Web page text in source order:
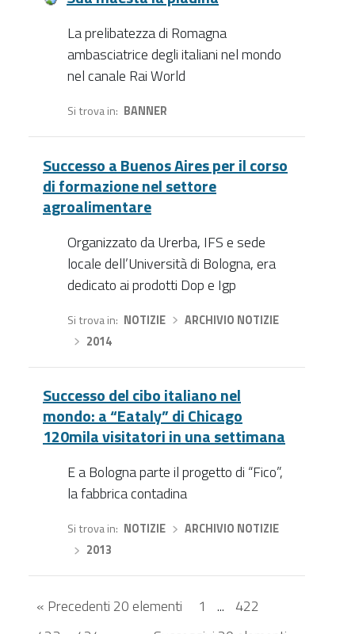
La prelibatezza di Romagna
ambasciatrice degli italiani nel mondo
nel canale Rai World
Si trova in BANNER
Successo a Buenos Aires per il corso
di formazione nel settore
agroalimentare
Organizzato da Urerba, IFS e sede
locale dell’Università di Bologna, era
dedicato ai prodotti Dop e Igp
Si trova in NOTIZIE›
ARCHIVIO NOTIZIE
2014
Successo del cibo italiano nel
mondo: a “Eataly” di Chicago
120mila visitatori in una settimana
E a Bologna parte il progetto di “Fico”,
la fabbrica contadina
Si trova in NOTIZIE›
ARCHIVIO NOTIZIE
2013
« Precedenti 20 elementi
1 ... 422